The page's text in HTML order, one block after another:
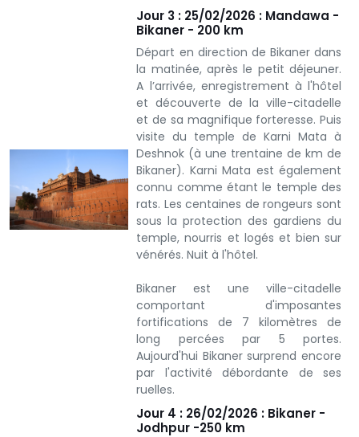
Jour 3 : 25/02/2026 : Mandawa -
Bikaner - 200 km
Départ en direction de Bikaner dans
la matinée, après le petit déjeuner.
A l’arrivée, enregistrement à l'hôtel
et découverte de la ville-citadelle
et de sa magnifique forteresse. Puis
visite du temple de Karni Mata à
Deshnok (à une trentaine de km de
Bikaner). Karni Mata est également
connu comme étant le temple des
rats. Les centaines de rongeurs sont
sous la protection des gardiens du
temple, nourris et logés et bien sur
vénérés. Nuit à l'hôtel.
Bikaner est une ville-citadelle
comportant d'imposantes
fortifications de 7 kilomètres de
long percées par 5 portes.
Aujourd'hui Bikaner surprend encore
par l'activité débordante de ses
ruelles.
Jour 4 : 26/02/2026 : Bikaner -
Jodhpur -250 km